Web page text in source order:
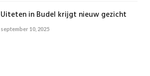
Uiteten in Budel krijgt nieuw gezicht
september 10, 2025